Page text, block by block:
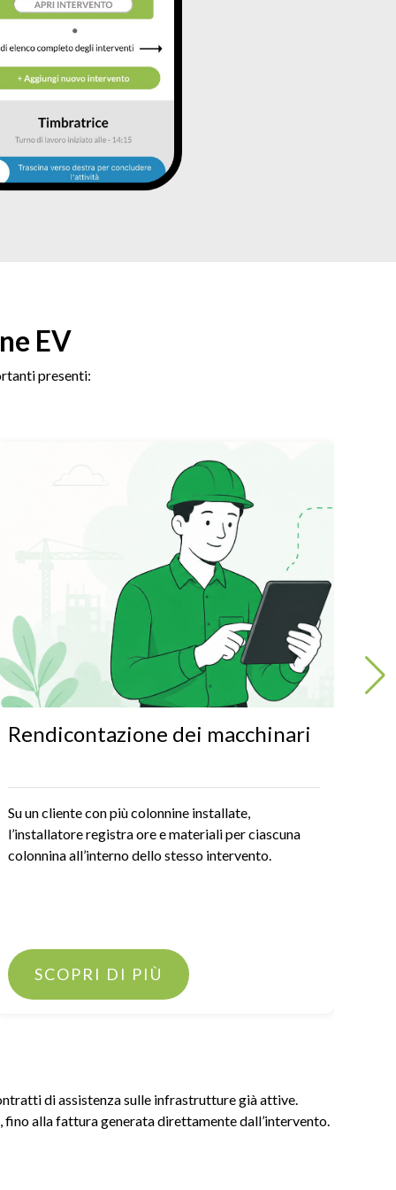
EV
presenti:
Rendicontazione dei macchinari
Su un cliente con più colonnine installate,
l’installatore registra ore e materiali per ciascuna
colonnina all’interno dello stesso intervento.
SCOPRI DI PIÙ
di assistenza sulle infrastrutture già attive.
alla fattura generata direttamente dall’intervento.